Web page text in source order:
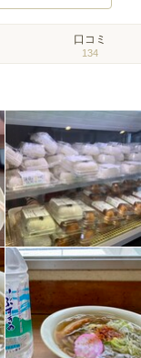
口コミ
134